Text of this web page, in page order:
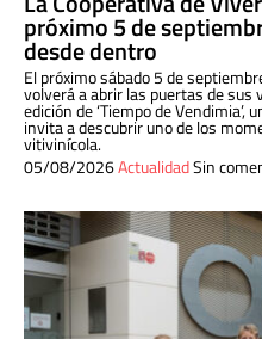
próximo 5 de
desde dentro
El próximo sábado 5 de
volverá a abrir las puertas de sus
edición de ‘Tiempo de
invita a descubrir uno de los
vitivinícola.
05/08/2026ActualidadSin